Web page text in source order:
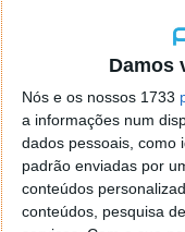
Damos
Nós e os nossos 1733
a informações num
dados pessoais, como
padrão enviadas por
conteúdos
conteúdos, pesquisa
chamado Spotify